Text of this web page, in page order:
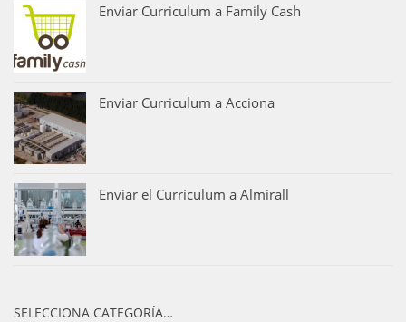
Enviar Curriculum a Family Cash
Enviar Curriculum a Acciona
Enviar el Currículum a Almirall
SELECCIONA CATEGORÍA…